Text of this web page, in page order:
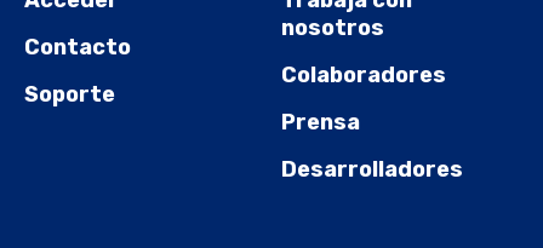
Contacto
Soporte
nosotros
Colaboradores
Prensa
Desarrolladores